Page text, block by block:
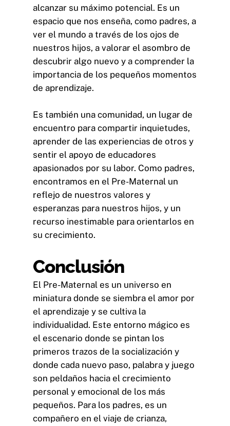
alcanzar su máximo potencial. Es un
espacio que nos enseña, como padres, a
ver el mundo a través de los ojos de
nuestros hijos, a valorar el asombro de
descubrir algo nuevo y a comprender la
importancia de los pequeños momentos
de aprendizaje.
Es también una comunidad, un lugar de
encuentro para compartir inquietudes,
aprender de las experiencias de otros y
sentir el apoyo de educadores
apasionados por su labor. Como padres,
encontramos en el Pre-Maternal un
reflejo de nuestros valores y
esperanzas para nuestros hijos, y un
recurso inestimable para orientarlos en
su crecimiento.
Conclusión
El Pre-Maternal es un universo en
miniatura donde se siembra el amor por
el aprendizaje y se cultiva la
individualidad. Este entorno mágico es
el escenario donde se pintan los
primeros trazos de la socialización y
donde cada nuevo paso, palabra y juego
son peldaños hacia el crecimiento
personal y emocional de los más
pequeños. Para los padres, es un
compañero en el viaje de crianza,